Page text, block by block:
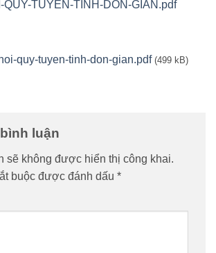
QUY-TUYEN-TINH-DON-GIAN.pdf
quy-tuyen-tinh-don-gian.pdf (499 kB)
luận
sẽ không được hiển thị công khai.
buộc được đánh dấu *